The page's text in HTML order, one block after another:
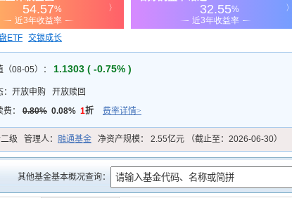
ETF 交银成长
（08-05）： 1.1303 ( -0.75% )
开放申购
开放赎回
费： 0.80% 0.08% 1折 费率详情>
级 管理人： 融通基金 净资产规模： 2.55亿元 （截止至：2026-06-30）
其他基金基本概况查询：